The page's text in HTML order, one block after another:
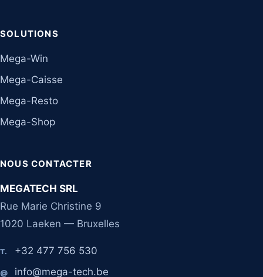
SOLUTIONS
Mega-Win
Mega-Caisse
Mega-Resto
Mega-Shop
NOUS CONTACTER
MEGATECH SRL
Rue Marie Christine 9
1020 Laeken — Bruxelles
T. +32 477 756 530
@ info@mega-tech.be